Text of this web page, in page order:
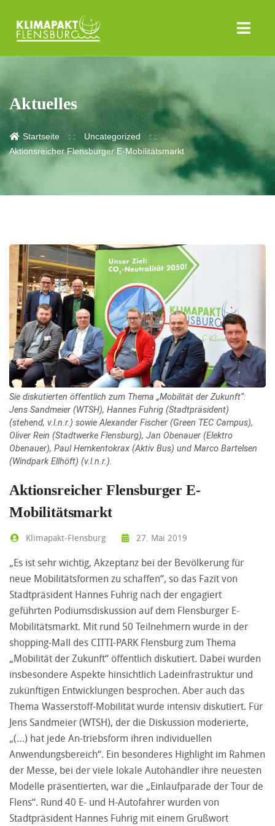
Aktuelles
Startseite
Uncategorized
Aktionsreicher Flensburger E-Mobilitätsmarkt
Sie diskutierten öffentlich zum Thema „Mobilität der Zukunft“:
Jens Sandmeier (WTSH), Hannes Fuhrig (Stadtpräsident)
(stehend, v.l.n.r.) sowie Alexander Fischer (Green TEC Campus),
Oliver Rein (Stadtwerke Flensburg), Jan Obenauer (Elektro
Obenauer), Paul Hemkentokrax (Aktiv Bus) und Marco Bartelsen
(Windpark Ellhöft) (v.l.n.r.).
Aktionsreicher Flensburger E-
Mobilitätsmarkt
Klimapakt-Flensburg 27. Mai 2019
„Es ist sehr wichtig, Akzeptanz bei der Bevölkerung für
neue Mobilitätsformen zu schaffen“, so das Fazit von
Stadtpräsident Hannes Fuhrig nach der engagiert
geführten Podiumsdiskussion auf dem Flensburger E-
Mobilitätsmarkt. Mit rund 50 Teilnehmern wurde in der
shopping-Mall des CITTI-PARK Flensburg zum Thema
„Mobilität der Zukunft“ öffentlich diskutiert. Dabei wurden
insbesondere Aspekte hinsichtlich Ladeinfrastruktur und
zukünftigen Entwicklungen besprochen. Aber auch das
Thema Wasserstoff-Mobilität wurde intensiv diskutiert. Für
Jens Sandmeier (WTSH), der die Diskussion moderierte,
„(…) hat jede An-triebsform ihren individuellen
Anwendungsbereich“. Ein besonderes Highlight im Rahmen
der Messe, bei der viele lokale Autohändler ihre neuesten
Modelle präsentierten, war die „Einlaufparade der Tour de
Flens“. Rund 40 E- und H-Autofahrer wurden von
Stadtpräsident Hannes Fuhrig mit einem Grußwort